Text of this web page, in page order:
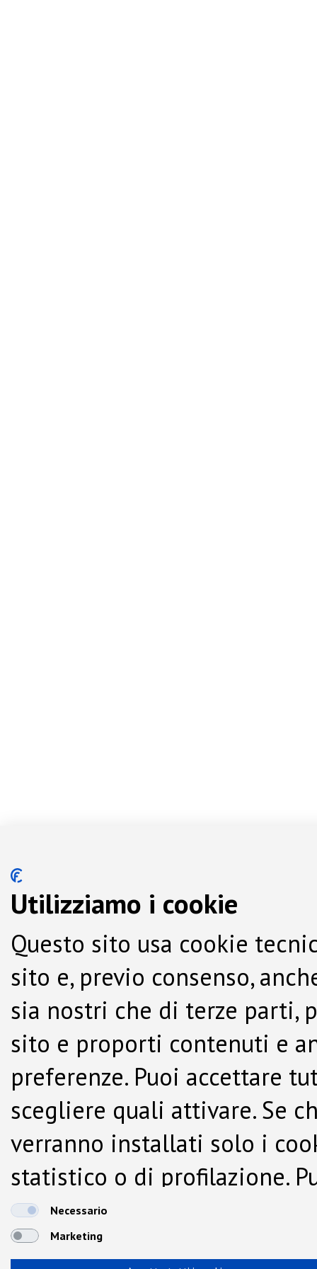
Utilizziamo i cookie
Questo sito usa cookie
sito e, previo consenso,
sia nostri che di terze parti,
sito e proporti contenuti e
preferenze. Puoi accettare
scegliere quali attivare. Se
verranno installati solo i
statistico o di profilazione.
dalla Cookie Policy.
Necessario
Marketing